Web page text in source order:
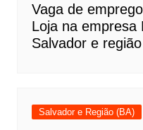
Vaga de
Loja na empresa
Salvador e
Salvador e Região (BA)